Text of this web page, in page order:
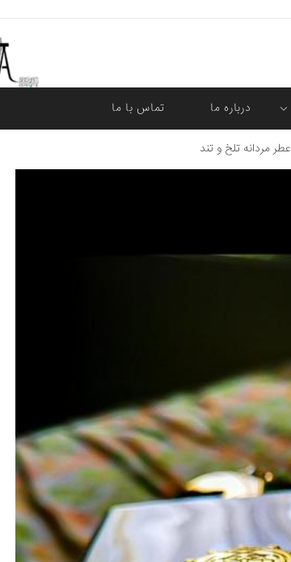
درباره ما تماس با ما
عطر مردانه تلخ و تند